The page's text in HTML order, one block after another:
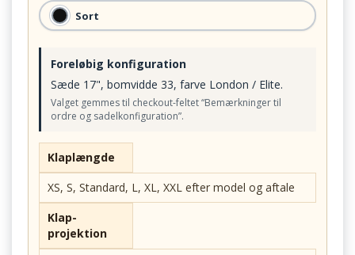
Sort
Foreløbig konfiguration
Sæde 17", bomvidde 33, farve London / Elite.
Valget gemmes til checkout-feltet “Bemærkninger til
ordre og sadelkonfiguration”.
Klaplængde
XS, S, Standard, L, XL, XXL efter model og aftale
Klap-
projektion